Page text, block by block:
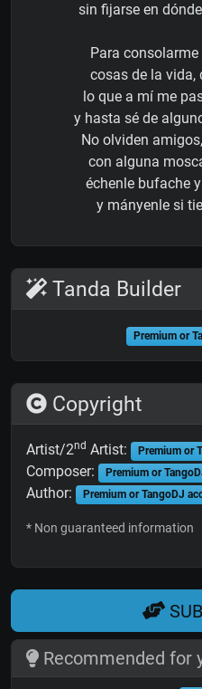
sin fijarse en
Para
cosas de la vida,
lo que a mí me
y hasta sé de
No olviden
con alguna
échenle bufache
y mányenle si
Tanda Builder
Premium or
Copyright
Artist/2nd Artist: Premium or
Composer: Premium or
Author: Premium or TangoDJ
* Non guaranteed information
Recommended for